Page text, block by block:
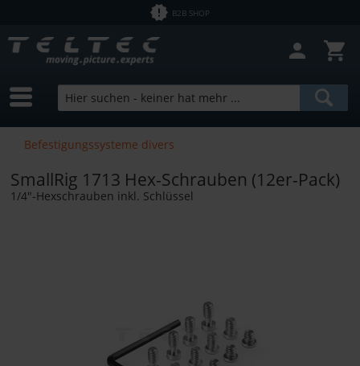
B2B SHOP
Befestigungssysteme divers
SmallRig 1713 Hex-Schrauben (12er-Pack)
1/4"-Hexschrauben inkl. Schlüssel